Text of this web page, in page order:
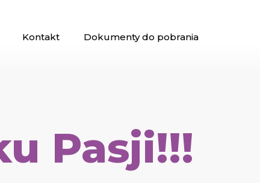
Kontakt Dokumenty do pobrania
Pasji!!!